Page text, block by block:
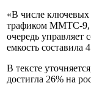
«В числе
трафиком ММТС-9,
очередь
емкость составила
В тексте
достигла 26% на